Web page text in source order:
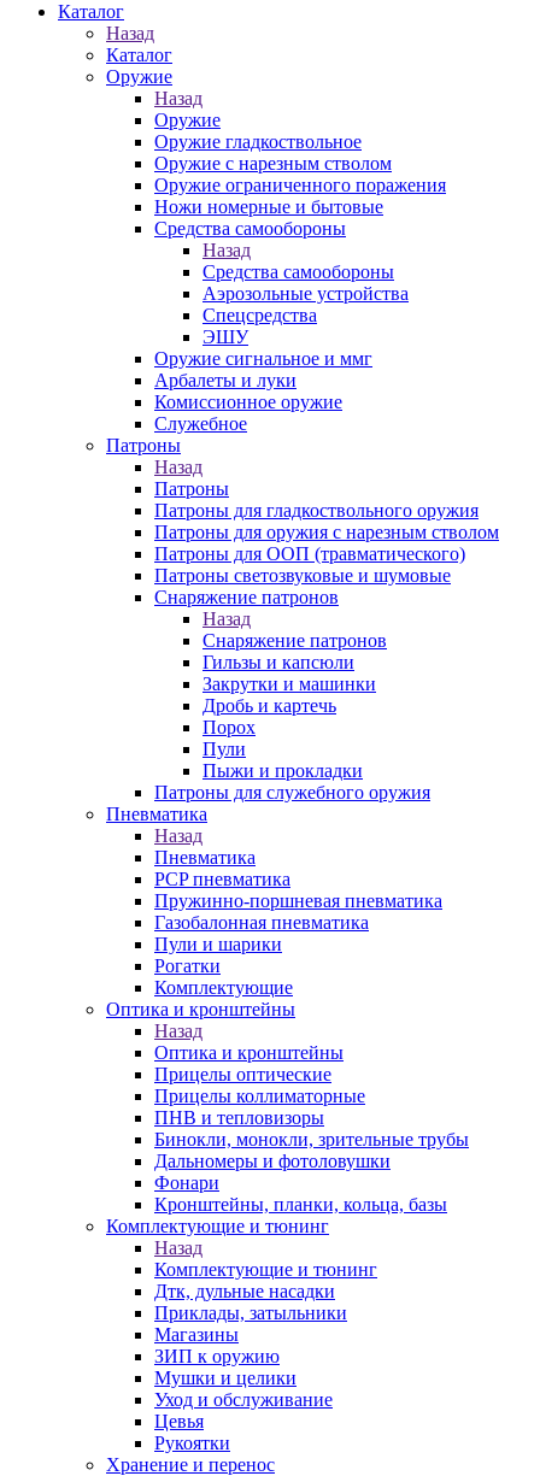
Каталог
Назад
Каталог
Оружие
Назад
Оружие
Оружие гладкоствольное
Оружие с нарезным стволом
Оружие ограниченного поражения
Ножи номерные и бытовые
Средства самообороны
Назад
Средства самообороны
Аэрозольные устройства
Спецсредства
ЭШУ
Оружие сигнальное и ммг
Арбалеты и луки
Комиссионное оружие
Служебное
Патроны
Назад
Патроны
Патроны для гладкоствольного оружия
Патроны для оружия с нарезным стволом
Патроны для ООП (травматического)
Патроны светозвуковые и шумовые
Снаряжение патронов
Назад
Снаряжение патронов
Гильзы и капсюли
Закрутки и машинки
Дробь и картечь
Порох
Пули
Пыжи и прокладки
Патроны для служебного оружия
Пневматика
Назад
Пневматика
PCP пневматика
Пружинно-поршневая пневматика
Газобалонная пневматика
Пули и шарики
Рогатки
Комплектующие
Оптика и кронштейны
Назад
Оптика и кронштейны
Прицелы оптические
Прицелы коллиматорные
ПНВ и тепловизоры
Бинокли, монокли, зрительные трубы
Дальномеры и фотоловушки
Фонари
Кронштейны, планки, кольца, базы
Комплектующие и тюнинг
Назад
Комплектующие и тюнинг
Дтк, дульные насадки
Приклады, затыльники
Магазины
ЗИП к оружию
Мушки и целики
Уход и обслуживание
Цевья
Рукоятки
Хранение и перенос